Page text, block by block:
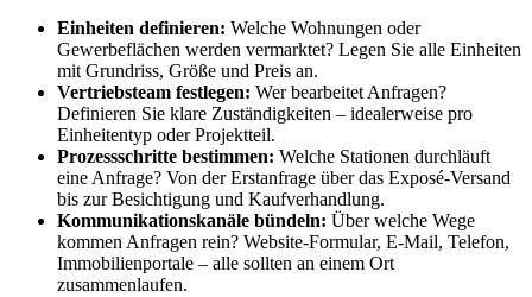
Einheiten definieren: Welche Wohnungen oder
Gewerbeflächen werden vermarktet? Legen Sie alle Einheiten
mit Grundriss, Größe und Preis an.
Vertriebsteam festlegen: Wer bearbeitet Anfragen?
Definieren Sie klare Zuständigkeiten – idealerweise pro
Einheitentyp oder Projektteil.
Prozessschritte bestimmen: Welche Stationen durchläuft
eine Anfrage? Von der Erstanfrage über das Exposé-Versand
bis zur Besichtigung und Kaufverhandlung.
Kommunikationskanäle bündeln: Über welche Wege
kommen Anfragen rein? Website-Formular, E-Mail, Telefon,
Immobilienportale – alle sollten an einem Ort
zusammenlaufen.